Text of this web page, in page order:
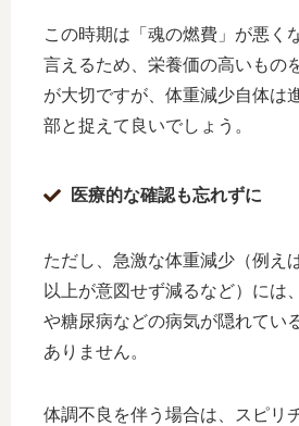
この時期は「魂の燃費」が悪く
言えるため、栄養価の高いもの
が大切ですが、体重減少自体は
部と捉えて良いでしょう。
医療的な確認も忘れずに
ただし、急激な体重減少（例え
以上が意図せず減るなど）には
や糖尿病などの病気が隠れてい
ありません。
体調不良を伴う場合は、スピリ